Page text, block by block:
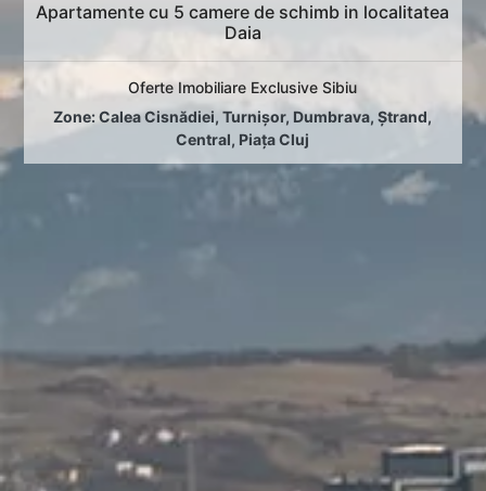
Apartamente cu 5 camere de schimb in localitatea
Daia
Oferte Imobiliare Exclusive Sibiu
Zone:Calea Cisnădiei,Turnișor, Dumbrava,Ștrand,
Central, Piața Cluj